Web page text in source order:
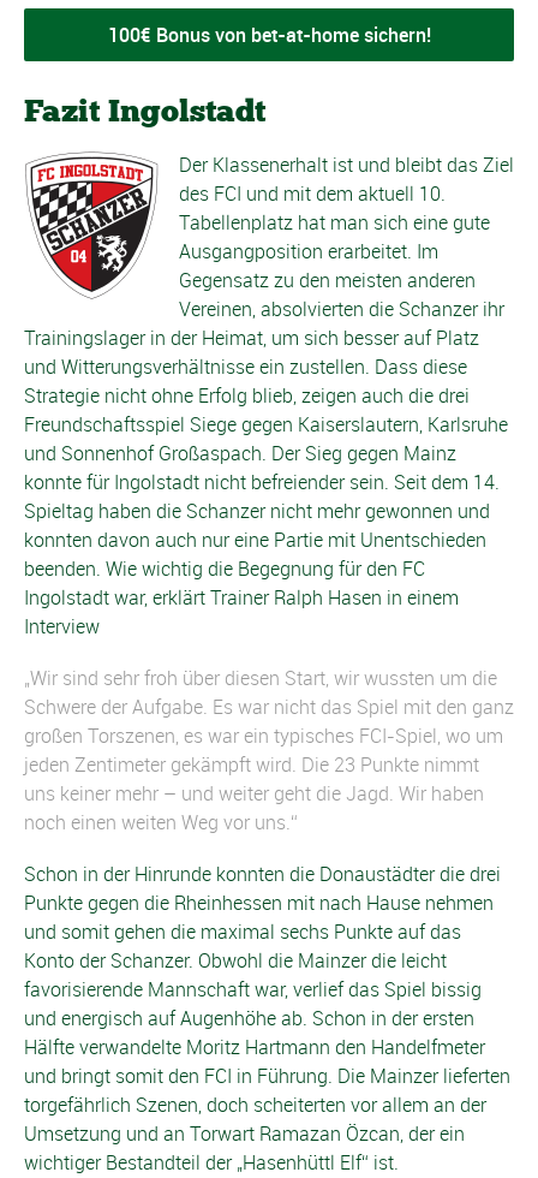
100€ Bonus von bet-at-home sichern!
Fazit Ingolstadt
Der Klassenerhalt ist und bleibt das Ziel
des FCI und mit dem aktuell 10.
Tabellenplatz hat man sich eine gute
Ausgangposition erarbeitet. Im
Gegensatz zu den meisten anderen
Vereinen, absolvierten die Schanzer ihr
Trainingslager in der Heimat, um sich besser auf Platz
und Witterungsverhältnisse ein zustellen. Dass diese
Strategie nicht ohne Erfolg blieb, zeigen auch die drei
Freundschaftsspiel Siege gegen Kaiserslautern, Karlsruhe
und Sonnenhof Großaspach. Der Sieg gegen Mainz
konnte für Ingolstadt nicht befreiender sein. Seit dem 14.
Spieltag haben die Schanzer nicht mehr gewonnen und
konnten davon auch nur eine Partie mit Unentschieden
beenden. Wie wichtig die Begegnung für den FC
Ingolstadt war, erklärt Trainer Ralph Hasen in einem
Interview
„Wir sind sehr froh über diesen Start, wir wussten um die
Schwere der Aufgabe. Es war nicht das Spiel mit den ganz
großen Torszenen, es war ein typisches FCI-Spiel, wo um
jeden Zentimeter gekämpft wird. Die 23 Punkte nimmt
uns keiner mehr – und weiter geht die Jagd. Wir haben
noch einen weiten Weg vor uns.“
Schon in der Hinrunde konnten die Donaustädter die drei
Punkte gegen die Rheinhessen mit nach Hause nehmen
und somit gehen die maximal sechs Punkte auf das
Konto der Schanzer. Obwohl die Mainzer die leicht
favorisierende Mannschaft war, verlief das Spiel bissig
und energisch auf Augenhöhe ab. Schon in der ersten
Hälfte verwandelte Moritz Hartmann den Handelfmeter
und bringt somit den FCI in Führung. Die Mainzer lieferten
torgefährlich Szenen, doch scheiterten vor allem an der
Umsetzung und an Torwart Ramazan Özcan, der ein
wichtiger Bestandteil der „Hasenhüttl Elf“ ist.